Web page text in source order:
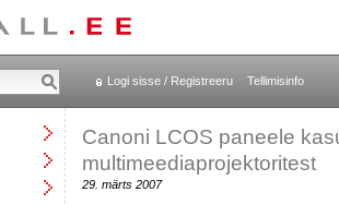
Logi sisse / Registreeru Tellimisinfo
Canoni LCOS paneele
multimeediaprojektoritest
29. märts 2007